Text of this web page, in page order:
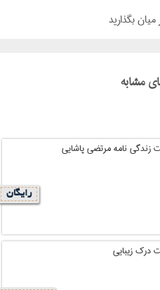
بگذارید
مشابه
زندگی نامه مرتضی پاشایی
رایگان
درک زیبایی